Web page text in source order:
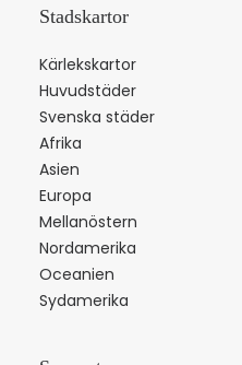
Stadskartor
Kärlekskartor
Huvudstäder
Svenska städer
Afrika
Asien
Europa
Mellanöstern
Nordamerika
Oceanien
Sydamerika